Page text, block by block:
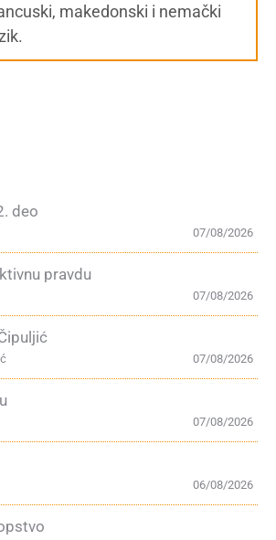
makedonski i nemački
deo
07/08/2026
pravdu
07/08/2026
07/08/2026
07/08/2026
06/08/2026